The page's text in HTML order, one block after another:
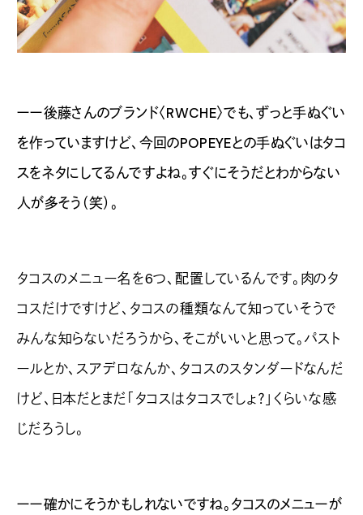
ーー後藤さんのブランド〈RWCHE〉でも、ずっと手ぬぐい
を作っていますけど、今回のPOPEYEとの手ぬぐいはタコ
スをネタにしてるんですよね。すぐにそうだとわからない
人が多そう（笑）。
タコスのメニュー名を6つ、配置しているんです。肉のタ
コスだけですけど、タコスの種類なんて知っていそうで
みんな知らないだろうから、そこがいいと思って。パスト
ールとか、スアデロなんか、タコスのスタンダードなんだ
けど、日本だとまだ「タコスはタコスでしょ？」くらいな感
じだろうし。
ーー確かにそうかもしれないですね。タコスのメニューが